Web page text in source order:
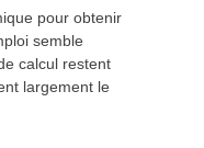
pour obtenir
semble
calcul restent
largement le